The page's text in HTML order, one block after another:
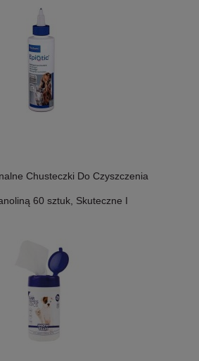
Chusteczki Do Czyszczenia
60 sztuk, Skuteczne I